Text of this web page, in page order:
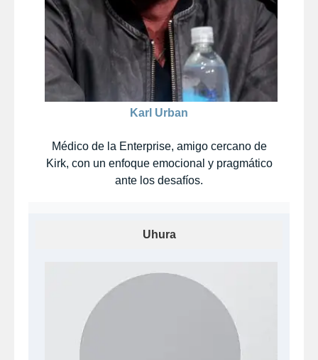
Karl Urban
Médico de la Enterprise, amigo cercano de
Kirk, con un enfoque emocional y pragmático
ante los desafíos.
Uhura